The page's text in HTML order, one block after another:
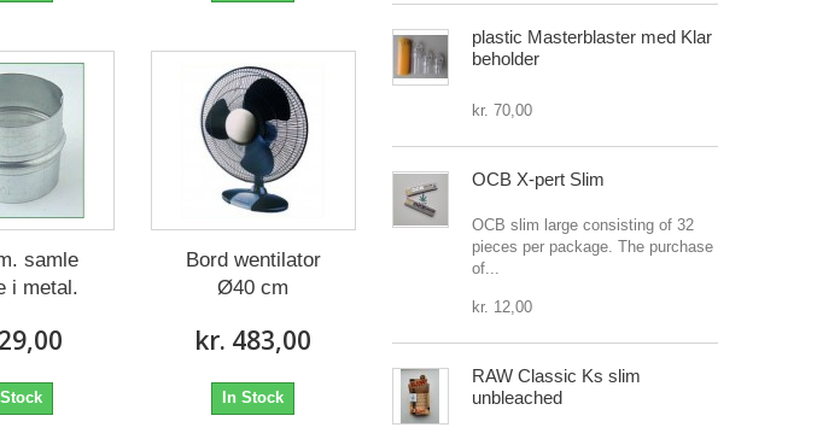
samle
i metal.
Stock
Bord wentilator
Ø40 cm
kr. 483,00
In Stock
plastic Masterblaster med Klar
beholder
kr. 70,00
OCB X-pert Slim
OCB slim large consisting of 32
pieces per package. The purchase
of...
kr. 12,00
RAW Classic Ks slim
unbleached